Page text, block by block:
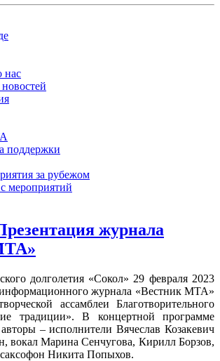
поддержки
за рубежом
мероприятий
журнала
долголетия «Сокол» 29 февраля 2023
информационного журнала «Вестник МТА»
ассамблеи Благотворительного
традиции». В концертной программе
– исполнители Вячеслав Козакевич
вокал Марина Сенчугова, Кирилл Борзов,
Никита Попыхов.